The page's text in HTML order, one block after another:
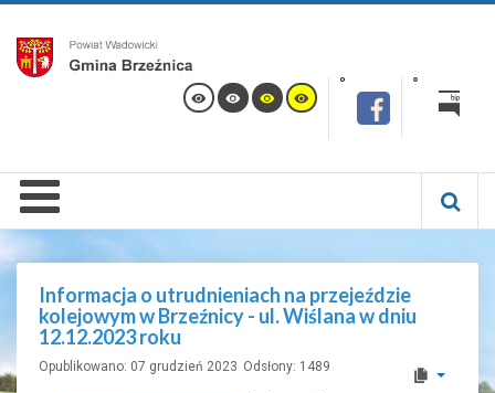
Informacja o utrudnieniach na przejeździe
kolejowym w Brzeźnicy - ul. Wiślana w dniu
12.12.2023 roku
Opublikowano: 07 grudzień 2023 Odsłony: 1489